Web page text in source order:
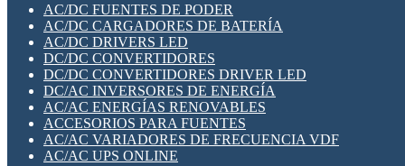
SWITCH Y MICROSWITCH
TARJETAS PI
UNIÓN Y DERIVACIÓN DE CABLE
PLACAS MODULARES IOT
SWITCHES Y REDES WIFI
SOLUCIONES IOT
SOLUCIONES LORAWAN
SOLUCIONES RED CELULAR
SEGURIDAD PARA REDES
SWITCHES LAN
TELEFONÍA IP (VOIP)
VIGILANCIA IP (CCTV)
MESHTASTIC
AC/DC FUENTES DE PODER
AC/DC CARGADORES DE BATERÍA
AC/DC DRIVERS LED
DC/DC CONVERTIDORES
DC/DC CONVERTIDORES DRIVER LED
DC/AC INVERSORES DE ENERGÍA
AC/AC ENERGÍAS RENOVABLES
ACCESORIOS PARA FUENTES
AC/AC VARIADORES DE FRECUENCIA VDF
AC/AC UPS ONLINE